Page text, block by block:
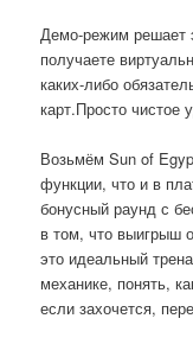
Демо-режим решает
получаете
каких-либо
карт.Просто чистое
Возьмём Sun of
функции, что и в
бонусный раунд с
в том, что выигрыш
это идеальный
механике, понять,
если захочется,